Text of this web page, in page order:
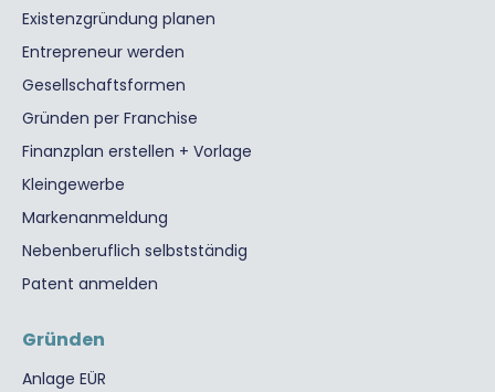
Existenzgründung planen
Entrepreneur werden
Gesellschaftsformen
Gründen per Franchise
Finanzplan erstellen + Vorlage
Kleingewerbe
Markenanmeldung
Nebenberuflich selbstständig
Patent anmelden
Gründen
Anlage EÜR